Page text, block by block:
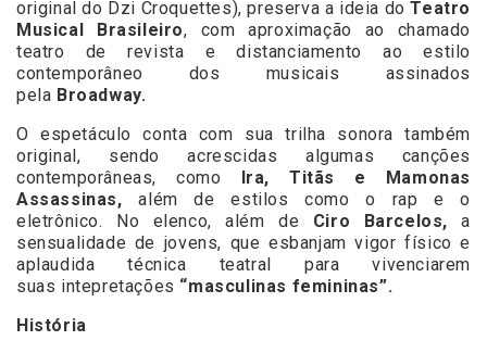
original do Dzi Croquettes), preserva a ideia doTeatro
Musical Brasileiro, com aproximação ao chamado
teatro de revista e distanciamento ao estilo
contemporâneo dos musicais assinados
pela Broadway.
O espetáculo conta com sua trilha sonora também
original, sendo acrescidas algumas canções
contemporâneas, como
Ira, Titãs e Mamonas
Assassinas, além de estilos como o rap e o
eletrônico. No elenco, além de Ciro Barcelos, a
sensualidade de jovens, que esbanjam vigor físico e
aplaudida técnica teatral para vivenciarem
suas intepretações “masculinas femininas”.
História